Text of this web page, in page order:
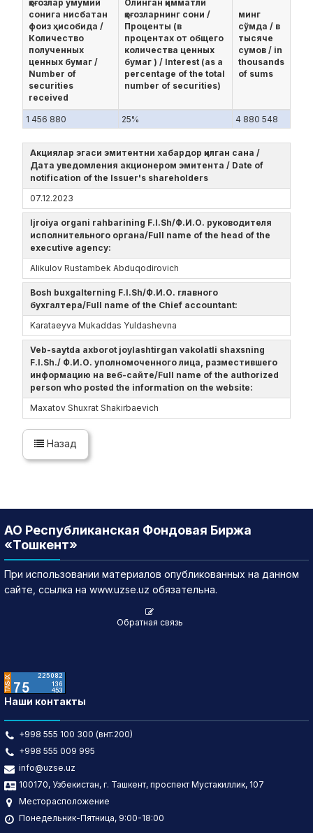
қоғозлар умумий
сонига нисбатан
фоиз ҳисобида /
Количество
полученных
ценных бумаг /
Number of
securities
received
Олинган қимматли
қоғозларнинг сони /
Проценты (в
процентах от общего
количества ценных
бумаг ) / Interest (as a
percentage of the total
number of securities)
минг
сўмда / в
тысяче
сумов / in
thousands
of sums
1 456 880 25% 4 880 548
Акциялар эгаси эмитентни хабардор қилган сана /
Дата уведомления акционером эмитента / Date of
notification of the Issuer's shareholders
07.12.2023
Ijroiya organi rahbarining F.I.Sh/Ф.И.О. руководителя
исполнительного органа/Full name of the head of the
executive agency:
Alikulov Rustambek Abduqodirovich
Bosh buxgalterning F.I.Sh/Ф.И.О. главного
бухгалтера/Full name of the Chief accountant:
Karataeyva Mukaddas Yuldashevna
Veb-saytda axborot joylashtirgan vakolatli shaxsning
F.I.Sh./ Ф.И.О. уполномоченного лица, разместившего
информацию на веб-сайте/Full name of the authorized
person who posted the information on the website:
Maxatov Shuxrat Shakirbaevich
Назад
АО Республиканская Фондовая Биржа
«Тошкент»
При использовании материалов опубликованных на данном
сайте, ссылка на www.uzse.uz обязательна.
Обратная связь
Наши контакты
+998 555 100 300 (внт:200)
+998 555 009 995
info@uzse.uz
100170, Узбекистан, г. Ташкент, проспект Мустакиллик, 107
Месторасположение
Понедельник-Пятница, 9:00-18:00